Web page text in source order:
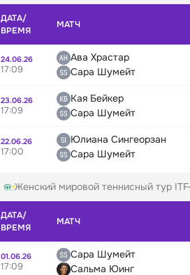
ДАТА/
ВРЕМЯ
МАТЧ
24.06.26
17:09
Ава Храстар
Сара Шумейт
23.06.26
17:09
Кая Бейкер
Сара Шумейт
22.06.26
17:00
Юлиана Сингеорзан
Сара Шумейт
Женский мировой теннисный тур ITF
ДАТА/
ВРЕМЯ
МАТЧ
01.06.26
17:09
Сара Шумейт
Сальма Юинг